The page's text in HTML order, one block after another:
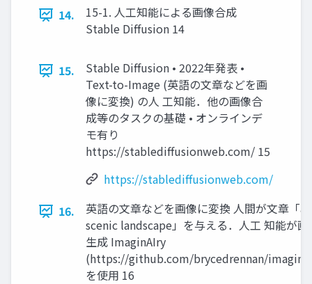
14.
15-1. 人工知能による画像合成
Stable Diffusion 14
15.
Stable Diffusion • 2022年発表 •
Text-to-Image (英語の文章などを画
像に変換) の人 工知能．他の画像合
成等のタスクの基礎 • オンラインデ
モ有り
https://stablediffusionweb.com/ 15
https://stablediffusionweb.com/
16.
英語の文章などを画像に変換 人間が文章「a
scenic landscape」を与える．人工 知能が画
生成 ImaginAIry
(https://github.com/brycedrennan/
を使用 16